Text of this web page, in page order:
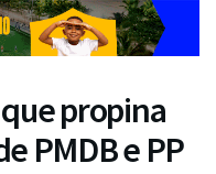
propina
PMDB e PP